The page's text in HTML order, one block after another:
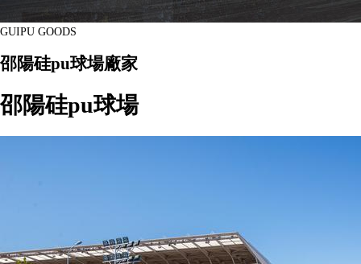
GUIPU GOODS
邵陽硅pu球場廠家
邵陽硅pu球場